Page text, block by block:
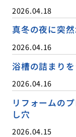
2026.04.18
真冬の夜に突
2026.04.16
浴槽の詰まり
2026.04.16
リフォームの
し穴
2026.04.15